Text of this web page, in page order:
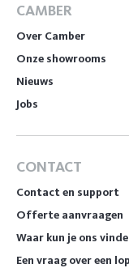
CAMBER
Over Camber
Onze showrooms
Nieuws
Jobs
CONTACT
Contact en support
Offerte aanvraagen
Waar kun je ons
Een vraag over een